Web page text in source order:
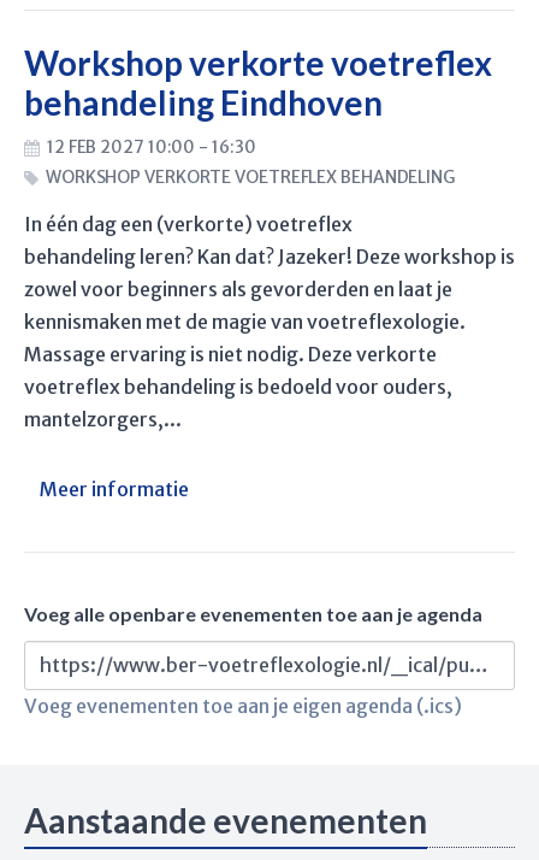
Workshop verkorte voetreflex
behandeling Eindhoven
12 FEB 2027 10:00 - 16:30
WORKSHOP VERKORTE VOETREFLEX BEHANDELING
In één dag een (verkorte) voetreflex
behandeling leren? Kan dat? Jazeker! Deze workshop is
zowel voor beginners als gevorderden en laat je
kennismaken met de magie van voetreflexologie.
Massage ervaring is niet nodig. Deze verkorte
voetreflex behandeling is bedoeld voor ouders,
mantelzorgers,...
Meer informatie
Voeg alle openbare evenementen toe aan je agenda
https://www.ber-voetreflexologie.nl/_ical/public.ics
Voeg evenementen toe aan je eigen agenda (.ics)
Aanstaande evenementen